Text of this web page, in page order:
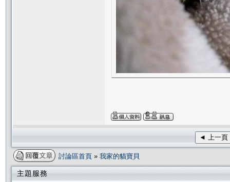
◄ 上一頁
討論區首頁 » 我家的貓寶貝
主題服務